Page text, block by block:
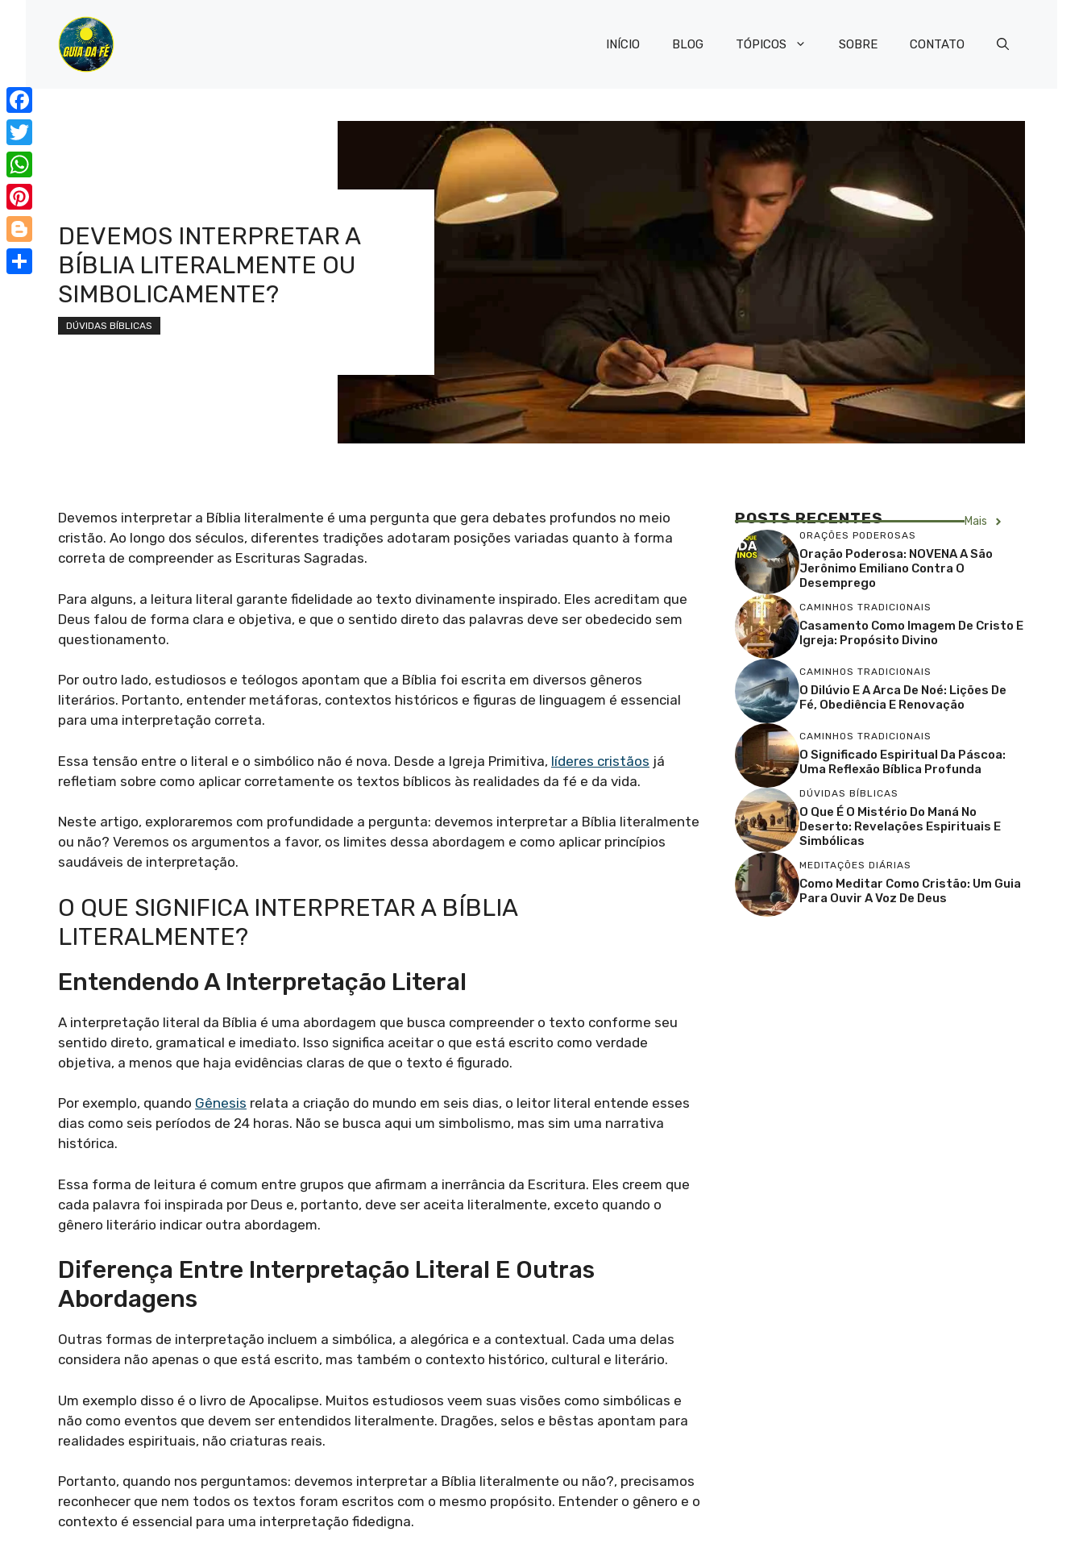
INÍCIO BLOG TÓPICOS SOBRE CONTATO
DEVEMOS INTERPRETAR A
BÍBLIA LITERALMENTE OU
SIMBOLICAMENTE?
DÚVIDAS BÍBLICAS
Devemos interpretar a Bíblia literalmente é uma pergunta que gera debates profundos no meio
cristão. Ao longo dos séculos, diferentes tradições adotaram posições variadas quanto à forma
correta de compreender as Escrituras Sagradas.
Para alguns, a leitura literal garante fidelidade ao texto divinamente inspirado. Eles acreditam que
Deus falou de forma clara e objetiva, e que o sentido direto das palavras deve ser obedecido sem
questionamento.
Por outro lado, estudiosos e teólogos apontam que a Bíblia foi escrita em diversos gêneros
literários. Portanto, entender metáforas, contextos históricos e figuras de linguagem é essencial
para uma interpretação correta.
Essa tensão entre o literal e o simbólico não é nova. Desde a Igreja Primitiva, líderes cristãos já
refletiam sobre como aplicar corretamente os textos bíblicos às realidades da fé e da vida.
Neste artigo, exploraremos com profundidade a pergunta: devemos interpretar a Bíblia literalmente
ou não? Veremos os argumentos a favor, os limites dessa abordagem e como aplicar princípios
saudáveis de interpretação.
O QUE SIGNIFICA INTERPRETAR A BÍBLIA
LITERALMENTE?
Entendendo A Interpretação Literal
A interpretação literal da Bíblia é uma abordagem que busca compreender o texto conforme seu
sentido direto, gramatical e imediato. Isso significa aceitar o que está escrito como verdade
objetiva, a menos que haja evidências claras de que o texto é figurado.
Por exemplo, quando Gênesis relata a criação do mundo em seis dias, o leitor literal entende esses
dias como seis períodos de 24 horas. Não se busca aqui um simbolismo, mas sim uma narrativa
histórica.
Essa forma de leitura é comum entre grupos que afirmam a inerrância da Escritura. Eles creem que
cada palavra foi inspirada por Deus e, portanto, deve ser aceita literalmente, exceto quando o
gênero literário indicar outra abordagem.
Diferença Entre Interpretação Literal E Outras
Abordagens
Outras formas de interpretação incluem a simbólica, a alegórica e a contextual. Cada uma delas
considera não apenas o que está escrito, mas também o contexto histórico, cultural e literário.
Um exemplo disso é o livro de Apocalipse. Muitos estudiosos veem suas visões como simbólicas e
não como eventos que devem ser entendidos literalmente. Dragões, selos e bêstas apontam para
realidades espirituais, não criaturas reais.
Portanto, quando nos perguntamos: devemos interpretar a Bíblia literalmente ou não?, precisamos
reconhecer que nem todos os textos foram escritos com o mesmo propósito. Entender o gênero e o
contexto é essencial para uma interpretação fidedigna.
POSTS RECENTES Mais
ORAÇÕES PODEROSAS
Oração Poderosa: NOVENA A São
Jerônimo Emiliano Contra O
Desemprego
CAMINHOS TRADICIONAIS
Casamento Como Imagem De Cristo E
Igreja: Propósito Divino
CAMINHOS TRADICIONAIS
O Dilúvio E A Arca De Noé: Lições De
Fé, Obediência E Renovação
CAMINHOS TRADICIONAIS
O Significado Espiritual Da Páscoa:
Uma Reflexão Bíblica Profunda
DÚVIDAS BÍBLICAS
O Que É O Mistério Do Maná No
Deserto: Revelações Espirituais E
Simbólicas
MEDITAÇÕES DIÁRIAS
Como Meditar Como Cristão: Um Guia
Para Ouvir A Voz De Deus
Facebook
Twitter
WhatsApp
Pinterest
Blogger